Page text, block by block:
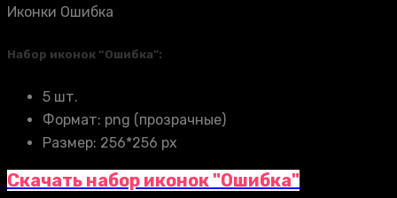
Иконки Ошибка
Набор иконок “Ошибка”:
5 шт.
Формат: png (прозрачные)
Размер: 256*256 px
Скачать набор иконок "Ошибка"